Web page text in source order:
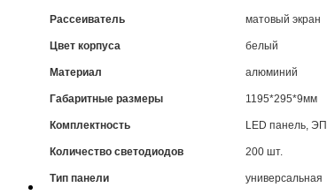
Рассеиватель матовый экран
Цвет корпуса белый
Материал алюминий
Габаритные размеры 1195*295*9мм
Комплектность LED панель,
Количество светодиодов 200 шт.
Тип панели универсальная